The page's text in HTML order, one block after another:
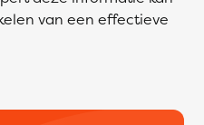
van een effectieve